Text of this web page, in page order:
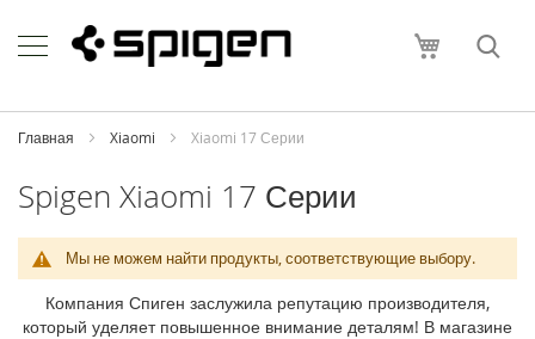
to
Content
Моя
h
o
i
P
h
Главная Xiaomi Xiaomi 17 Серии
Spigen Xiaomi 17 Серии
Мы не можем найти продукты, соответствующие выбору.
Компания Спиген заслужила репутацию производителя,
который уделяет повышенное внимание деталям! В магазине